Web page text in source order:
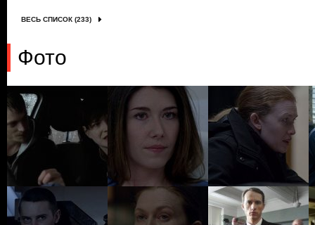
ВЕСЬ СПИСОК (233)
Фото